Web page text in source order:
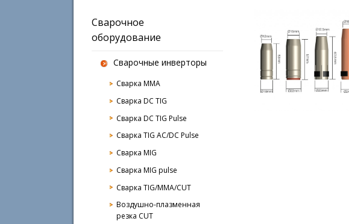
Сварочное
оборудование
Сварочные инверторы
Сварка MMA
Сварка DC TIG
Сварка DC TIG Pulse
Сварка TIG AC/DC Pulse
Сварка MIG
Сварка MIG pulse
Сварка TIG/MMA/CUT
Воздушно-плазменная
резка CUT